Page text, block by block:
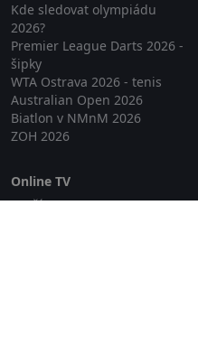
Kde sledovat olympiádu
2026?
Premier League Darts 2026 -
šipky
WTA Ostrava 2026 - tenis
Australian Open 2026
Biatlon v NMnM 2026
ZOH 2026
Online TV
Lepší.TV